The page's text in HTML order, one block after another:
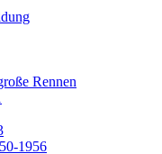
Rennen
1956